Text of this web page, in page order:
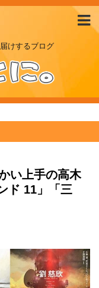
けするブログ
い上手の高木
ド 11」「三